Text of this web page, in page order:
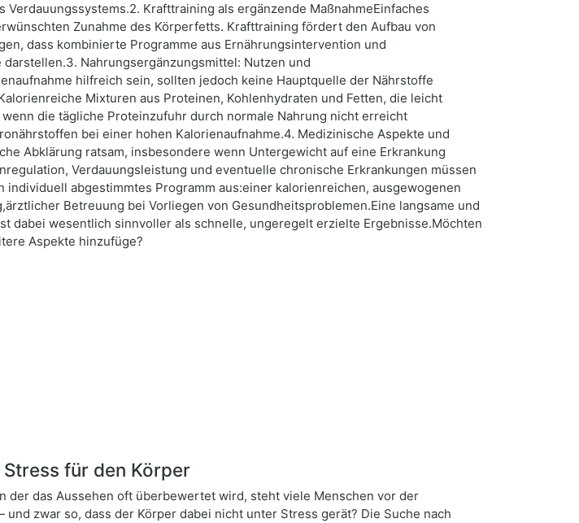
Krafttraining als ergänzende MaßnahmeEinfaches
Zunahme des Körperfetts. Krafttraining fördert den Aufbau von
dass kombinierte Programme aus Ernährungsintervention und
Nahrungsergänzungsmittel: Nutzen und
hilfreich sein, sollten jedoch keine Hauptquelle der Nährstoffe
Mixturen aus Proteinen, Kohlenhydraten und Fetten, die leicht
die tägliche Proteinzufuhr durch normale Nahrung nicht erreicht
bei einer hohen Kalorienaufnahme.4. Medizinische Aspekte und
Abklärung ratsam, insbesondere wenn Untergewicht auf eine Erkrankung
Verdauungsleistung und eventuelle chronische Erkrankungen müssen
abgestimmtes Programm aus:einer kalorienreichen, ausgewogenen
Betreuung bei Vorliegen von Gesundheitsproblemen.Eine langsame und
dabei wesentlich sinnvoller als schnelle, ungeregelt erzielte Ergebnisse.Möchten
Aspekte hinzufüge?
für den Körper
das Aussehen oft überbewertet wird, steht viele Menschen vor der
zwar so, dass der Körper dabei nicht unter Stress gerät? Die Suche nach